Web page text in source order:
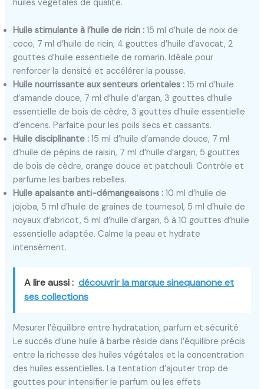
huiles végétales de qualité.
Huile stimulante à l’huile de ricin : 15 ml d’huile de noix de
coco, 7 ml d’huile de ricin, 4 gouttes d’huile d’avocat, 2
gouttes d’huile essentielle de romarin. Idéale pour
renforcer la densité et accélérer la pousse.
Huile nourrissante aux senteurs orientales : 15 ml d’huile
d’amande douce, 7 ml d’huile d’argan, 3 gouttes d’huile
essentielle de bois de cèdre, 3 gouttes d’huile essentielle
d’encens. Parfaite pour les poils secs et cassants.
Huile disciplinante : 15 ml d’huile d’amande douce, 7 ml
d’huile de pépins de raisin, 7 ml d’huile d’argan, 5 gouttes
de bois de cèdre, orange douce et patchouli. Contrôle et
parfume les barbes rebelles.
Huile apaisante anti-démangeaisons : 10 ml d’huile de
jojoba, 5 ml d’huile de graines de tournesol, 5 ml d’huile de
noyaux d’abricot, 5 ml d’huile d’argan, 5 à 10 gouttes d’huile
essentielle adaptée. Calme la peau et hydrate
intensément.
A lire aussi : découvrir la marque sinequanone et
ses collections
Mesurer l’équilibre entre hydratation, parfum et sécurité
Le succès d’une huile à barbe réside dans l’équilibre précis
entre la richesse des huiles végétales et la concentration
des huiles essentielles. La tentation d’ajouter trop de
gouttes pour intensifier le parfum ou les effets